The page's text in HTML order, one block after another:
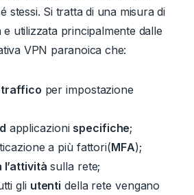
stessi. Si tratta di una misura di
utilizzata principalmente dalle
VPN paranoica che:
traffico per impostazione
applicazioni specifiche;
a più fattori(MFA);
sulla rete;
gli utenti della rete vengano